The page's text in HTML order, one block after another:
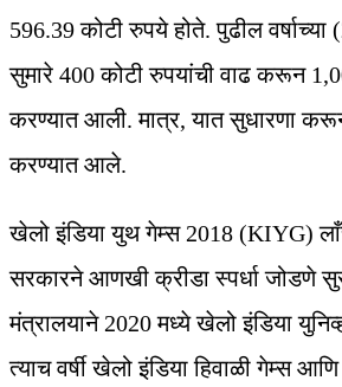
596.39 कोटी रुपये होते. पुढील
सुमारे 400 कोटी रुपयांची वाढ करून
करण्यात आली. मात्र, यात सुधारणा
करण्यात आले.
खेलो इंडिया युथ गेम्स 2018 (KIYG)
सरकारने आणखी क्रीडा स्पर्धा जोडणे
मंत्रालयाने 2020 मध्ये खेलो इंडिया
त्याच वर्षी खेलो इंडिया हिवाळी गेम्स